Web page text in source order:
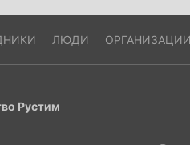
ЛЮДИ ОРГАНИЗАЦИИ
Рустим